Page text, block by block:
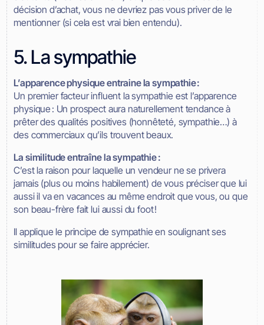
décision d’achat, vous ne devriez pas vous priver de le
mentionner (si cela est vrai bien entendu).
5. La sympathie
L’apparence physique entraine la sympathie :
Un premier facteur influent la sympathie est l’apparence
physique : Un prospect aura naturellement tendance à
prêter des qualités positives (honnêteté, sympathie…) à
des commerciaux qu’ils trouvent beaux.
La similitude entraîne la sympathie :
C’est la raison pour laquelle un vendeur ne se privera
jamais (plus ou moins habilement) de vous préciser que lui
aussi il va en vacances au même endroit que vous, ou que
son beau-frère fait lui aussi du foot !
Il applique le principe de sympathie en soulignant ses
similitudes pour se faire apprécier.